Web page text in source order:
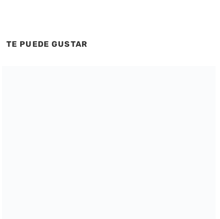
TE PUEDE GUSTAR